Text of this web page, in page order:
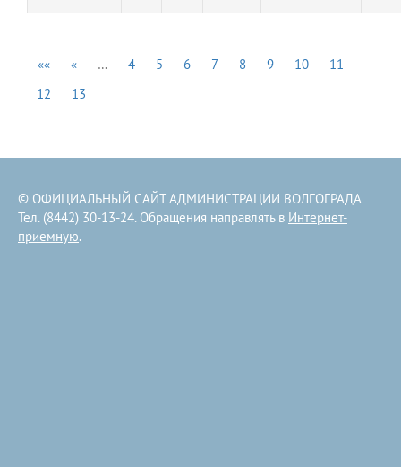
«« « … 4 5 6 7 8 9 10
11
12
13
© ОФИЦИАЛЬНЫЙ САЙТ АДМИНИСТРАЦИИ ВОЛГОГРАДА
Тел. (8442) 30-13-24. Обращения направлять в Интернет-
приемную.